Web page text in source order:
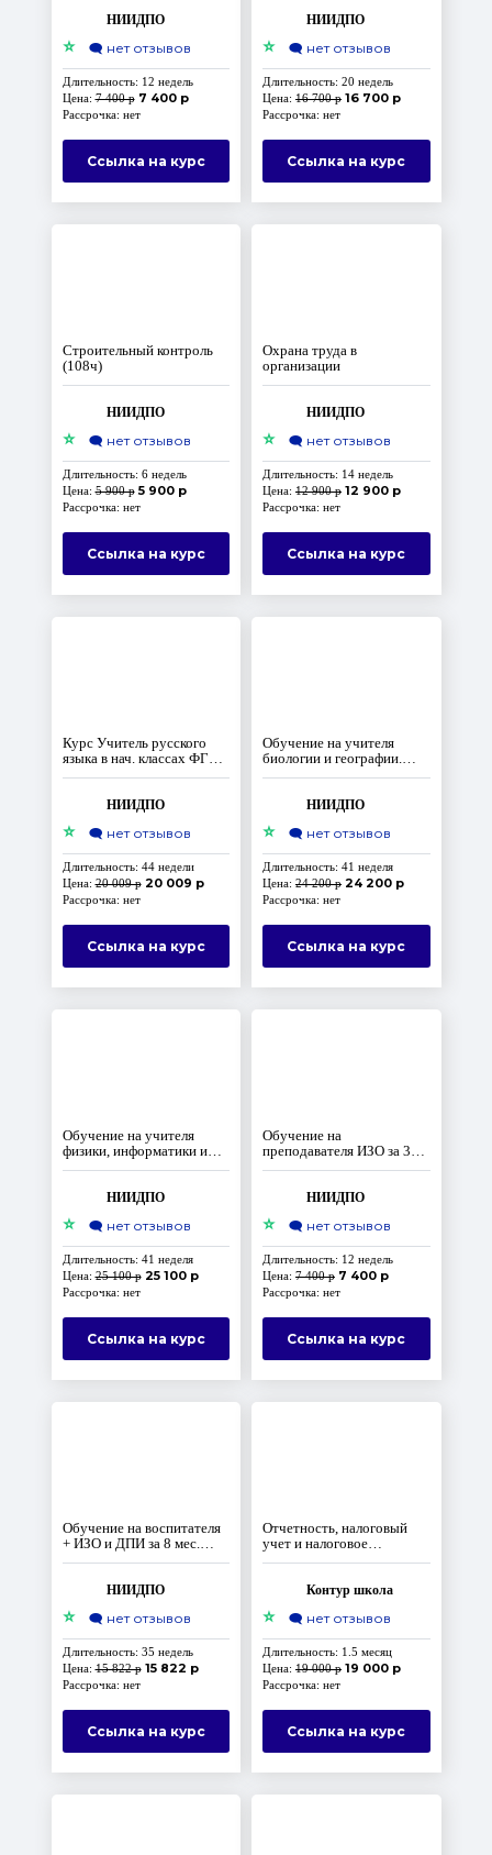
НИИДПО
⭐ 🗨️ нет отзывов
Длительность: 12 недель
Цена:7 400 р 7 400 р
Рассрочка: нет
Ссылка на курс
НИИДПО
⭐ 🗨️ нет отзывов
Длительность: 20 недель
Цена: 16 700 р 16 700 р
Рассрочка: нет
Ссылка на курс
Строительный контроль
(108ч)
НИИДПО
⭐ 🗨️ нет отзывов
Длительность: 6 недель
Цена:5 900 р 5 900 р
Рассрочка: нет
Ссылка на курс
Охрана труда в
организации
НИИДПО
⭐ 🗨️ нет отзывов
Длительность: 14 недель
Цена: 12 900 р 12 900 р
Рассрочка: нет
Ссылка на курс
Курс Учитель русского
языка в нач. классах ФГОС
ООО
НИИДПО
⭐ 🗨️ нет отзывов
Длительность: 44 недели
Цена:20 009 р 20 009 р
Рассрочка: нет
Ссылка на курс
Обучение на учителя
биологии и географии.
ФГОС
НИИДПО
⭐ 🗨️ нет отзывов
Длительность: 41 неделя
Цена: 24 200 р 24 200 р
Рассрочка: нет
Ссылка на курс
Обучение на учителя
физики, информатики и
ИКТ. ФГОС
НИИДПО
⭐ 🗨️ нет отзывов
Длительность: 41 неделя
Цена:25 100 р 25 100 р
Рассрочка: нет
Ссылка на курс
Обучение на
преподавателя ИЗО за 3
месяца
НИИДПО
⭐ 🗨️ нет отзывов
Длительность: 12 недель
Цена: 7 400 р 7 400 р
Рассрочка: нет
Ссылка на курс
Обучение на воспитателя
+ ИЗО и ДПИ за 8 мес.
ФГОС
НИИДПО
⭐ 🗨️ нет отзывов
Длительность: 35 недель
Цена:15 822 р 15 822 р
Рассрочка: нет
Ссылка на курс
Отчетность, налоговый
учет и налоговое
планирование при ОСНО.
коды В,С,DКонтур школа
⭐ 🗨️ нет отзывов
Длительность: 1.5 месяц
Цена: 19 000 р 19 000 р
Рассрочка: нет
Ссылка на курс